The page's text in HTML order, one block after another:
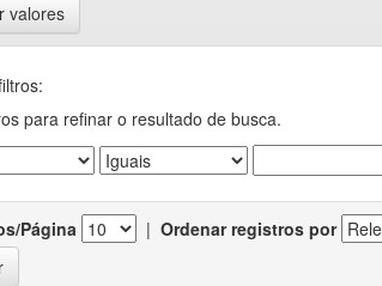
valores
para refinar o resultado de busca.
Página | Ordenar registros por